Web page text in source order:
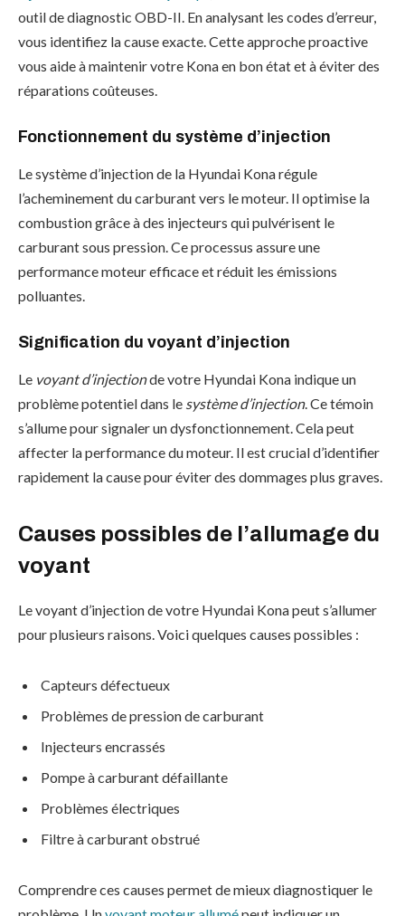
outil de diagnostic OBD-II. En analysant les codes d’erreur,
vous identifiez la cause exacte. Cette approche proactive
vous aide à maintenir votre Kona en bon état et à éviter des
réparations coûteuses.
Fonctionnement du système d’injection
Le système d’injection de la Hyundai Kona régule
l’acheminement du carburant vers le moteur. Il optimise la
combustion grâce à des injecteurs qui pulvérisent le
carburant sous pression. Ce processus assure une
performance moteur efficace et réduit les émissions
polluantes.
Signification du voyant d’injection
Le voyant d’injectionde votre Hyundai Kona indique un
problème potentiel dans le système d’injection. Ce témoin
s’allume pour signaler un dysfonctionnement. Cela peut
affecter la performance du moteur. Il est crucial d’identifier
rapidement la cause pour éviter des dommages plus graves.
Causes possibles de l’allumage du
voyant
Le voyant d’injection de votre Hyundai Kona peut s’allumer
pour plusieurs raisons. Voici quelques causes possibles :
Capteurs défectueux
Problèmes de pression de carburant
Injecteurs encrassés
Pompe à carburant défaillante
Problèmes électriques
Filtre à carburant obstrué
Comprendre ces causes permet de mieux diagnostiquer le